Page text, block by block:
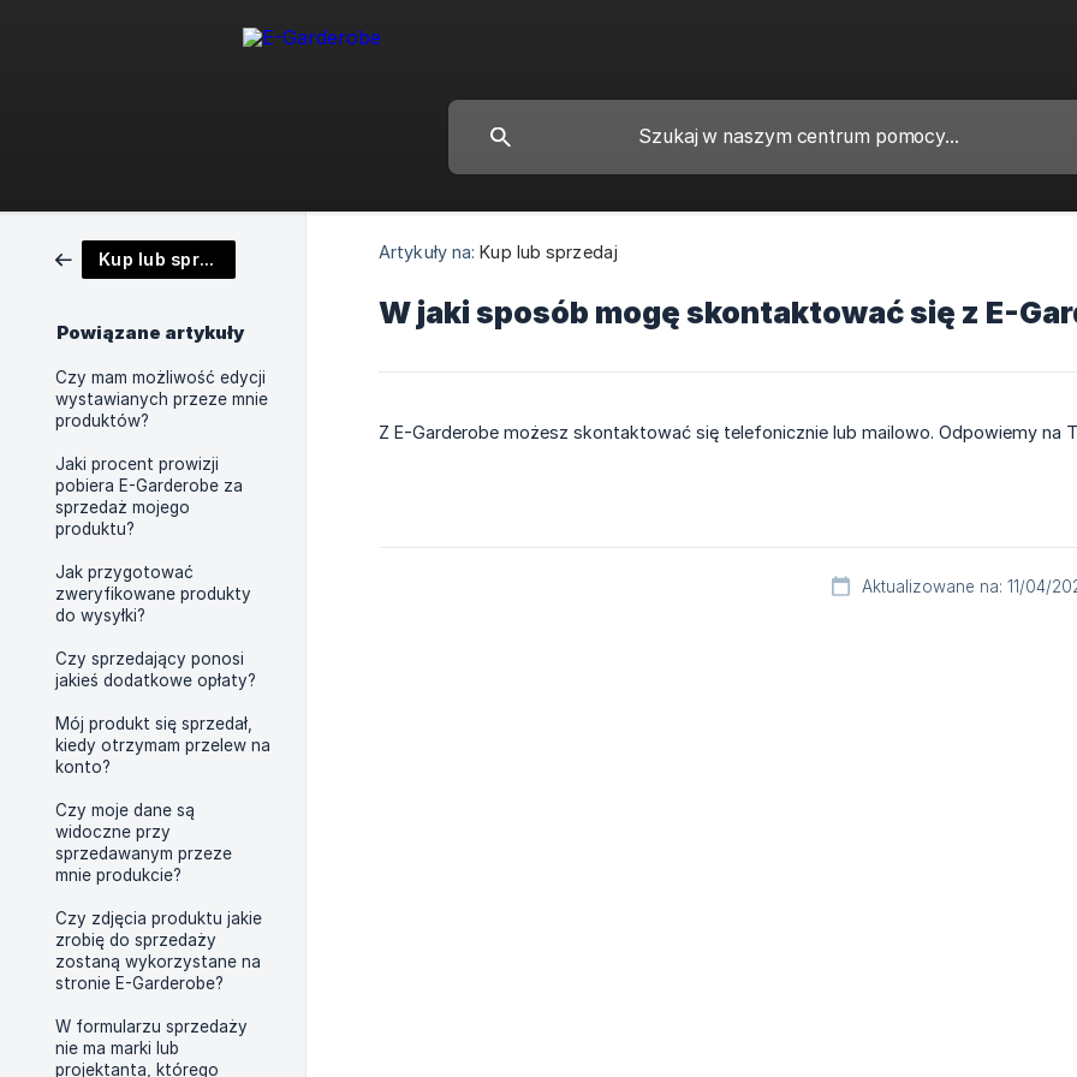
Kup lub sprzedaj
Powiązane artykuły
Czy mam możliwość edycji
wystawianych przeze mnie
produktów?
Jaki procent prowizji
pobiera E-Garderobe za
sprzedaż mojego
produktu?
Jak przygotować
zweryfikowane produkty
do wysyłki?
Czy sprzedający ponosi
jakieś dodatkowe opłaty?
Mój produkt się sprzedał,
kiedy otrzymam przelew na
konto?
Czy moje dane są
widoczne przy
sprzedawanym przeze
mnie produkcie?
Czy zdjęcia produktu jakie
zrobię do sprzedaży
zostaną wykorzystane na
stronie E-Garderobe?
W formularzu sprzedaży
nie ma marki lub
projektanta, którego
Artykuły na: Kup lub sprzedaj
W jaki sposób mogę skontaktować się z E-
Z E-Garderobe możesz skontaktować się telefonicznie lub mailowo. Odpowiemy na
Aktualizowane na: 11/04/